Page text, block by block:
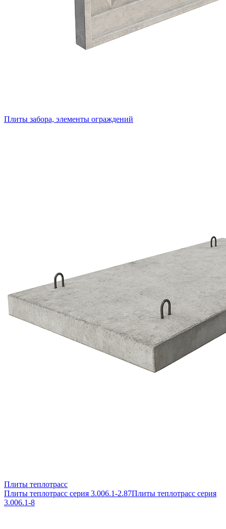
Плиты забора, элементы ограждений
Плиты теплотрасс
Плиты теплотрасс серия 3.006.1-2.87Плиты теплотрасс серия
3.006.1-8